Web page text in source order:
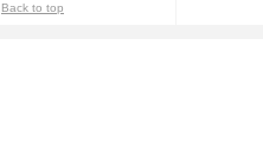
Back to top